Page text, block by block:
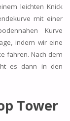
leichten Knick
mit einer
Kurve
indem wir eine
fahren. Nach dem
es dann in den
Tower